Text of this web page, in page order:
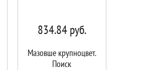
834.84руб.
Мазовше крупноцвет.
Поиск